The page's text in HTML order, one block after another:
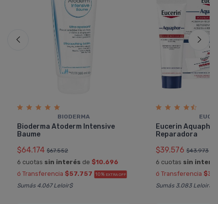
BIODERMA
Bioderma Atoderm Intensive
Baume
$64.174 $67.552
6 cuotas sin interés de $10.696
ó Transferencia $57.757 10% EXTRA OFF
Sumás 4.067 Leloir$
Eucerin
Reparadora
$39.576 $43.973
6 cuotas sin
ó Transferencia
Sumás 3.083 Leloir$